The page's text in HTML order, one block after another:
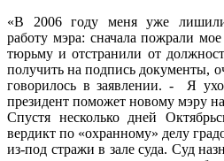
«В 2006 году меня уже лишили
работу мэра: сначала пожрали
тюрьму и отстранили от
получить на подпись документы,
говорилось в заявлении. - Я
президент поможет новому мэру
Спустя несколько дней
вердикт по «охранному» делу
из-под стражи в зале суда. Суд